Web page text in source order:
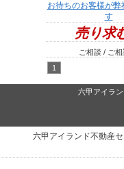
お待ちのお客様が弊
す
売り求
ご相談 / ご相
六甲アイラ
六甲アイランド不動産